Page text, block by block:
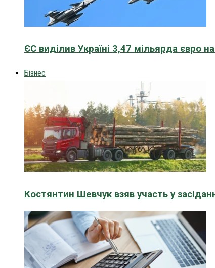
ЄС виділив Україні 3,47 мільярда євро
Бізнес
Костянтин Шевчук взяв участь у